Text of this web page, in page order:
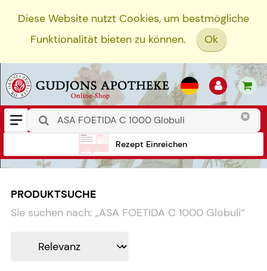
Diese Website nutzt Cookies, um bestmögliche
Funktionalität bieten zu können.
Ok
Rezept Einreichen
PRODUKTSUCHE
Sie suchen nach: „ASA FOETIDA C 1000 Globuli“